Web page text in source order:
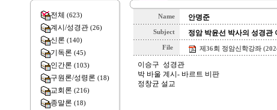
전체 (623)
계시/성경관 (26)
신론 (140)
기독론 (45)
인간론 (103)
구원론/성령론 (18)
교회론 (216)
종말론 (18)
Name 안명준
Subject 정암 박윤선 박사의 성경관
File 제36회 정암신학강좌
이승구 성경관
박 바울 계시- 바르트 비판
정창균 설교